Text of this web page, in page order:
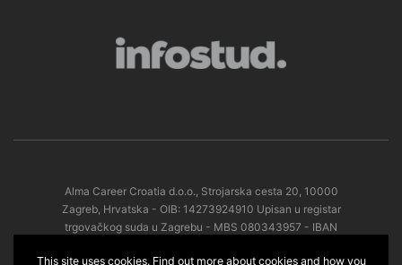
Alma Career Croatia d.o.o., Strojarska cesta 20, 10000
Zagreb, Hrvatska - OIB: 14273924910 Upisan u registar
trgovačkog suda u Zagrebu - MBS 080343957 - IBAN
This site uses cookies. Find out more about cookies and how you